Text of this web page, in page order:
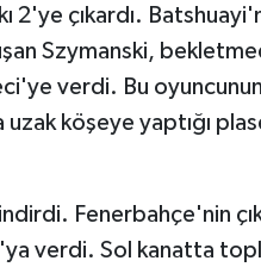
2'ye çıkardı.
Szymanski,
verdi. Bu
köşeye yaptığı
Fenerbahçe'nin
verdi. Sol kanatta